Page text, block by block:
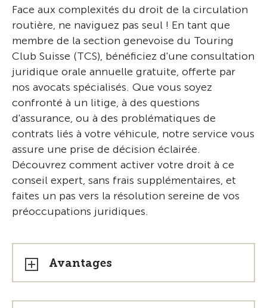
Face aux complexités du droit de la circulation
routière, ne naviguez pas seul ! En tant que
membre de la section genevoise du Touring
Club Suisse (TCS), bénéficiez d'une consultation
juridique orale annuelle gratuite, offerte par
nos avocats spécialisés. Que vous soyez
confronté à un litige, à des questions
d'assurance, ou à des problématiques de
contrats liés à votre véhicule, notre service vous
assure une prise de décision éclairée.
Découvrez comment activer votre droit à ce
conseil expert, sans frais supplémentaires, et
faites un pas vers la résolution sereine de vos
préoccupations juridiques.
Avantages